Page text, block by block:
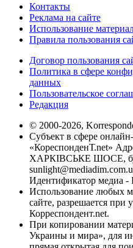
Контакты
Реклама на сайте
Использование
Правила пользования
Договор пользования
Политика в сфере
данных
Пользовательское
Редакция
© 2000-2026,
Субъект в сфере
«КореспонденТ.net»
ХАРКІВСЬКЕ ШОСЕ,
Идентификатор медиа -
Использование любых
сайте, разрешается при
Корреспондент.net.
При копировании
Украины и мира», для